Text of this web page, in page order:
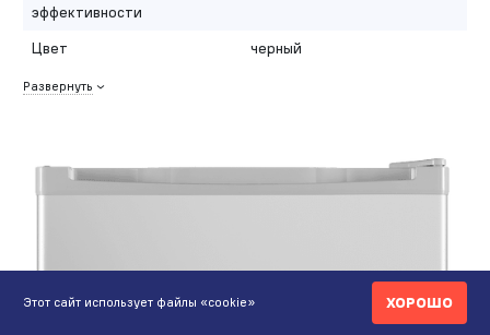
эффективности
Цвет черный
Развернуть
Этот сайт использует файлы «cookie» ХОРОШО